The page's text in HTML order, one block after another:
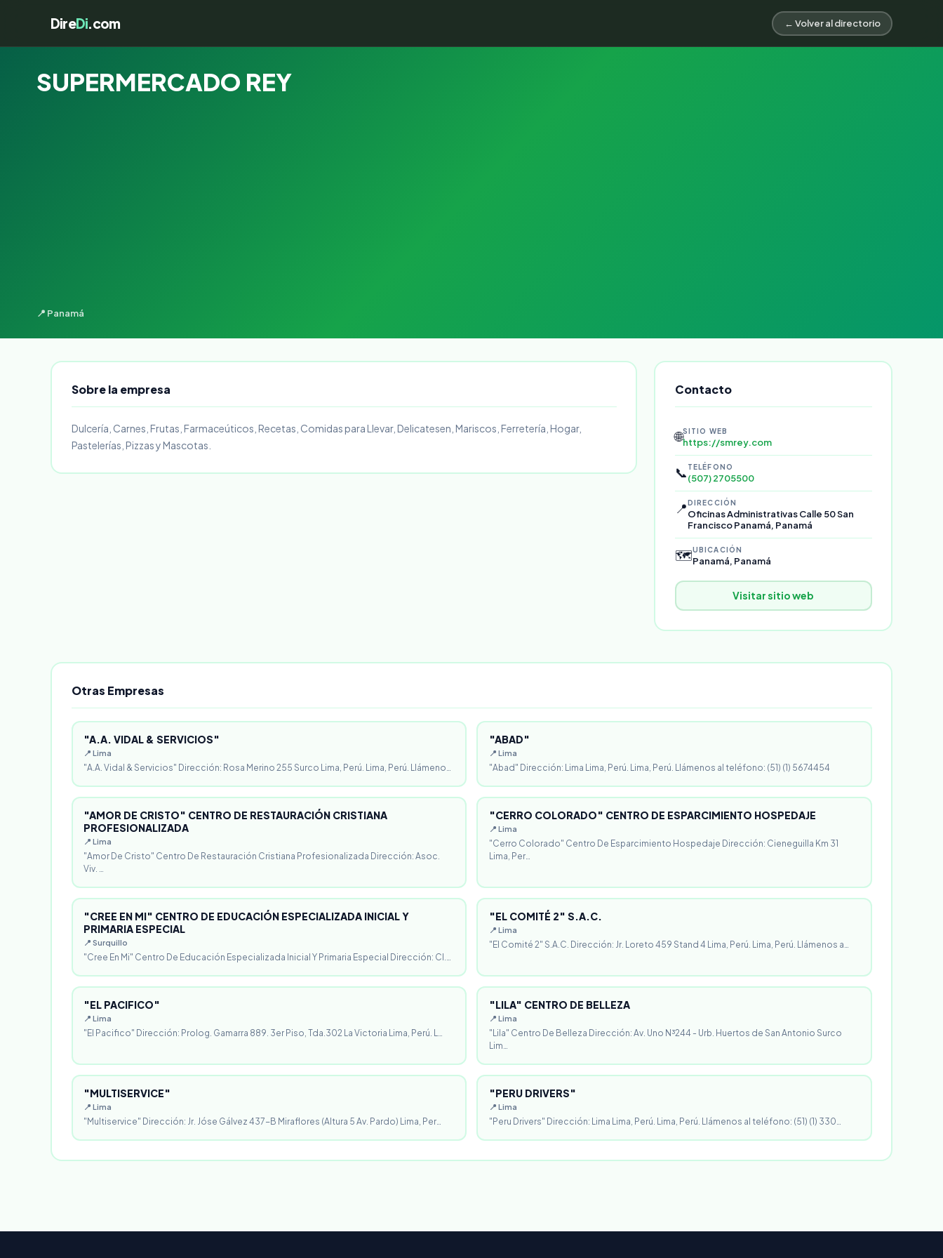
DireDi.com ← Volver al directorio
SUPERMERCADO REY
📍 Panamá
Sobre la empresa
Dulcería, Carnes, Frutas, Farmaceúticos, Recetas, Comidas para Llevar, Delicatesen, Mariscos, Ferretería, Hogar,
Pastelerías, Pizzas y Mascotas.
Contacto
🌐SITIO WEB
https://smrey.com
📞 TELÉFONO
(507) 2705500
📍DIRECCIÓN
Oficinas Administrativas Calle 50 San
Francisco Panamá, Panamá
🗺️UBICACIÓN
Panamá, Panamá
Visitar sitio web
Otras Empresas
"A.A. VIDAL & SERVICIOS"
📍 Lima
"A.A. Vidal & Servicios" Dirección: Rosa Merino 255 Surco Lima, Perú. Lima, Perú. Llámeno…
"ABAD"
📍 Lima
"Abad" Dirección: Lima Lima, Perú. Lima, Perú. Llámenos al teléfono: (51) (1) 5674454
"AMOR DE CRISTO" CENTRO DE RESTAURACIÓN CRISTIANA
PROFESIONALIZADA
📍 Lima
"Amor De Cristo" Centro De Restauración Cristiana Profesionalizada Dirección: Asoc.
Viv. …
"CERRO COLORADO" CENTRO DE ESPARCIMIENTO HOSPEDAJE
📍 Lima
"Cerro Colorado" Centro De Esparcimiento Hospedaje Dirección: Cieneguilla Km 31
Lima, Per…
"CREE EN MI" CENTRO DE EDUCACIÓN ESPECIALIZADA INICIAL Y
PRIMARIA ESPECIAL
📍 Surquillo
"Cree En Mi" Centro De Educación Especializada Inicial Y Primaria Especial Dirección: Cl.…
"EL COMITÉ 2" S.A.C.
📍 Lima
"El Comité 2" S.A.C. Dirección: Jr. Loreto 459 Stand 4 Lima, Perú. Lima, Perú. Llámenos a…
"EL PACIFICO"
📍 Lima
"El Pacifico" Dirección: Prolog. Gamarra 889. 3er Piso, Tda.302 La Victoria Lima, Perú. L…
"LILA" CENTRO DE BELLEZA
📍 Lima
"Lila" Centro De Belleza Dirección: Av. Uno N³244 - Urb. Huertos de San Antonio Surco
Lim…
"MULTISERVICE"
📍 Lima
"Multiservice" Dirección: Jr. Jóse Gálvez 437-B Miraflores (Altura 5 Av. Pardo) Lima, Per…
"PERU DRIVERS"
📍 Lima
"Peru Drivers" Dirección: Lima Lima, Perú. Lima, Perú. Llámenos al teléfono: (51) (1) 330…